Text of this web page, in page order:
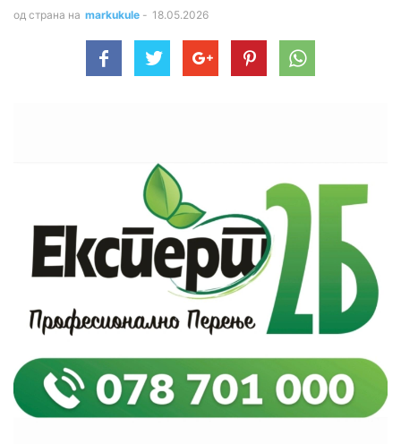
од страна на markukule - 18.05.2026